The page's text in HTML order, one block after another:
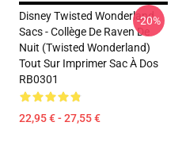
Disney Twisted Wonderland
Sacs - Collège De Raven De
Nuit (Twisted Wonderland)
Tout Sur Imprimer Sac À Dos
RB0301
22,95 € - 27,55 €
-20%